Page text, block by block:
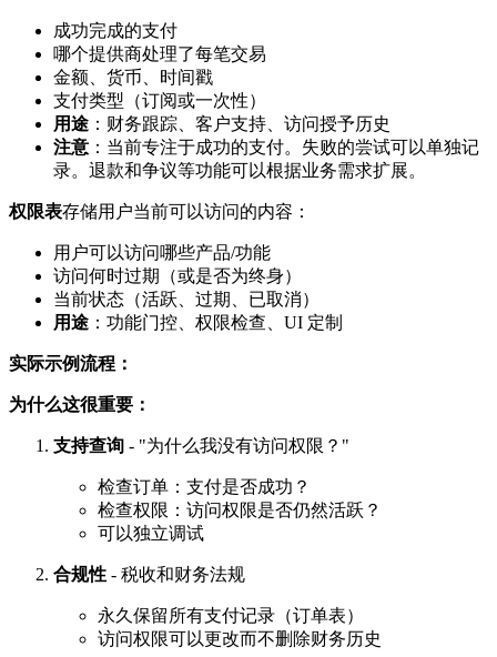
成功完成的支付
哪个提供商处理了每笔交易
金额、货币、时间戳
支付类型（订阅或一次性）
用途 ：财务跟踪、客户支持、访问授予历史
注意 ：当前专注于成功的支付。失败的尝试可以单独记
录。退款和争议等功能可以根据业务需求扩展。
权限表存储用户当前可以访问的内容：
用户可以访问哪些产品/功能
访问何时过期（或是否为终身）
当前状态（活跃、过期、已取消）
用途 ：功能门控、权限检查、UI 定制
实际示例流程：
为什么这很重要：
支持查询 - "为什么我没有访问权限？"
检查订单：支付是否成功？
检查权限：访问权限是否仍然活跃？
可以独立调试
合规性 - 税收和财务法规
永久保留所有支付记录（订单表）
访问权限可以更改而不删除财务历史